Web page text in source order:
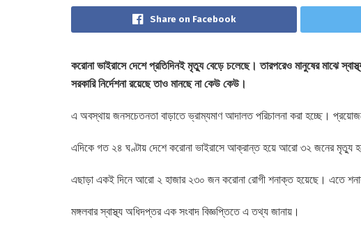
Share on Facebook
করোনা ভাইরাসে দেশে প্রতিদিনই মৃত্যু বেড়ে চলেছে। তারপরেও মানুষের মাঝে
সরকারি নির্দেশনা রয়েছে তাও মানছে না কেউ কেউ।
এ অবস্থায় জনসচেতনতা বাড়াতে ভ্রাম্যমাণ আদালত পরিচালনা করা হচ্ছে। প্রয়োজনে
এদিকে গত ২৪ ঘণ্টায় দেশে করোনা ভাইরাসে আক্রান্ত হয়ে আরো ৩২ জনের মৃত্যু
এছাড়া একই দিনে আরো ২ হাজার ২৩০ জন করোনা রোগী শনাক্ত হয়েছে। এতে
মঙ্গলবার স্বাস্থ্য অধিদপ্তর এক সংবাদ বিজ্ঞপ্তিতে এ তথ্য জানায়।